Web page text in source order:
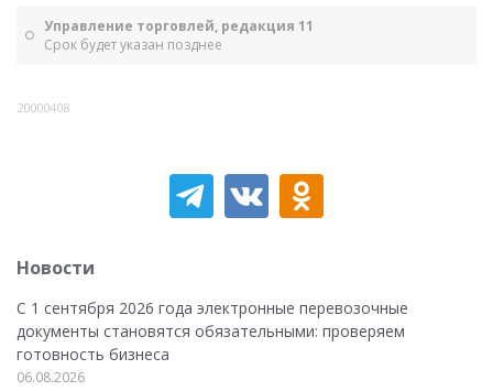
Управление торговлей, редакция 11
Срок будет указан позднее
20000408
Новости
С 1 сентября 2026 года электронные перевозочные
документы становятся обязательными: проверяем
готовность бизнеса
06.08.2026